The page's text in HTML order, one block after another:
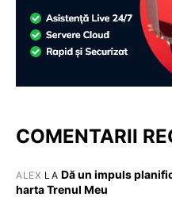
COMENTARII
ALEX LA Dă un impuls
harta Trenul Meu